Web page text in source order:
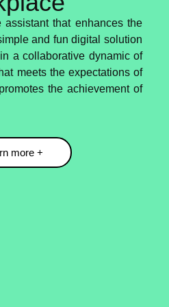
that enhances the
and fun digital solution
a collaborative dynamic of
meets the expectations of
the achievement of
more +